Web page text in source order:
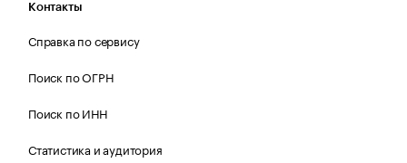
Контакты
Справка по сервису
Поиск по ОГРН
Поиск по ИНН
Статистика и аудитория